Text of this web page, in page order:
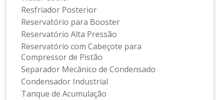
Resfriador Posterior
Reservatório para Booster
Reservatório Alta Pressão
Reservatório com Cabeçote para
Compressor de Pistão
Separador Mecânico de Condensado
Condensador Industrial
Tanque de Acumulação